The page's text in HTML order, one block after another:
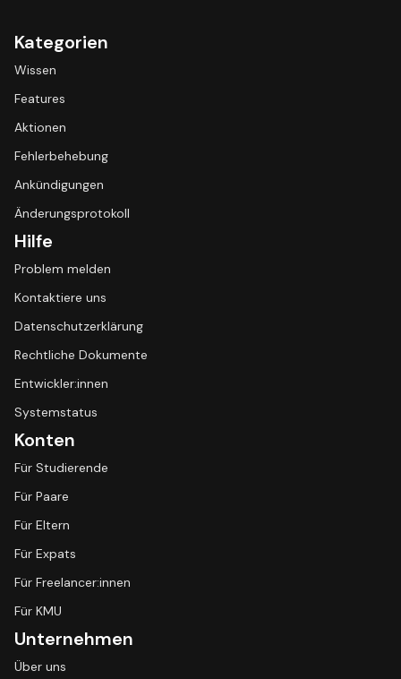
Kategorien
Wissen
Features
Aktionen
Fehlerbehebung
Ankündigungen
Änderungsprotokoll
Hilfe
Problem melden
Kontaktiere uns
Datenschutzerklärung
Rechtliche Dokumente
Entwickler:innen
Systemstatus
Konten
Für Studierende
Für Paare
Für Eltern
Für Expats
Für Freelancer:innen
Für KMU
Unternehmen
Über uns